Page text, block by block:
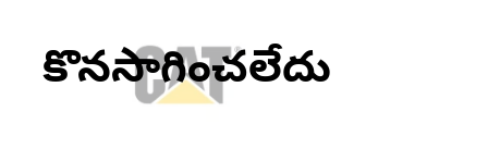
కొనసాగించలేదు